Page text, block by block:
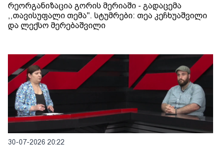
რეორგანიზაცია გორის მერიაში - გადაცემა
,,თავისუფალი თემა". სტუმრები: თეა კეჩხუაშვილი
და ლექსო მერებაშვილი
30-07-2026 20:22